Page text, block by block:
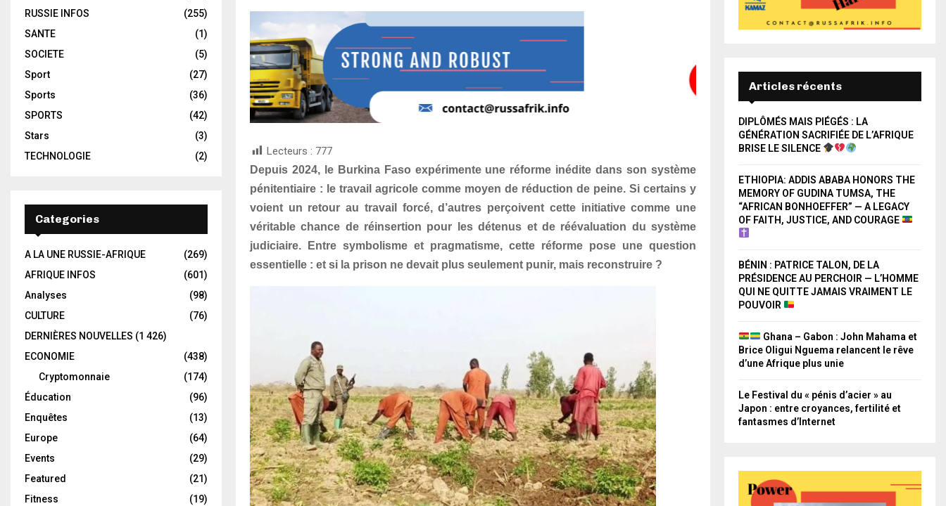
Lecteurs : 777
Depuis 2024, le Burkina Faso expérimente une réforme inédite dans son système
pénitentiaire : le travail agricole comme moyen de réduction de peine. Si certains y
voient un retour au travail forcé, d’autres perçoivent cette initiative comme une
véritable chance de réinsertion pour les détenus et de réévaluation du système
judiciaire. Entre symbolisme et pragmatisme, cette réforme pose une question
essentielle : et si la prison ne devait plus seulement punir, mais reconstruire ?
RUSSIE INFOS
(255)
SANTE
(1)
SOCIETE
(5)
Sport
(27)
Sports
(36)
SPORTS
(42)
Stars
(3)
TECHNOLOGIE
(2)
Categories
A LA UNE RUSSIE-AFRIQUE
(269)
AFRIQUE INFOS
(601)
Analyses
(98)
CULTURE
(76)
DERNIÈRES NOUVELLES (1 426)
ECONOMIE
(438)
Cryptomonnaie
(174)
Éducation
(96)
Enquêtes
(13)
Europe
(64)
Events
(29)
Featured
(21)
Fitness
(19)
Articles récents
DIPLÔMÉS MAIS PIÉGÉS : LA
GÉNÉRATION SACRIFIÉE DE L’AFRIQUE
BRISE LE SILENCE
ETHIOPIA: ADDIS ABABA HONORS THE
MEMORY OF GUDINA TUMSA, THE
“AFRICAN BONHOEFFER” — A LEGACY
OF FAITH, JUSTICE, AND COURAGE
BÉNIN : PATRICE TALON, DE LA
PRÉSIDENCE AU PERCHOIR — L’HOMME
QUI NE QUITTE JAMAIS VRAIMENT LE
POUVOIR
Ghana – Gabon : John Mahama et
Brice Oligui Nguema relancent le rêve
d’une Afrique plus unie
Le Festival du « pénis d’acier » au
Japon : entre croyances, fertilité et
fantasmes d’Internet